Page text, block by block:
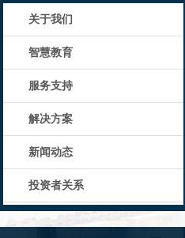
关于我们
智慧教育
服务支持
解决方案
新闻动态
投资者关系